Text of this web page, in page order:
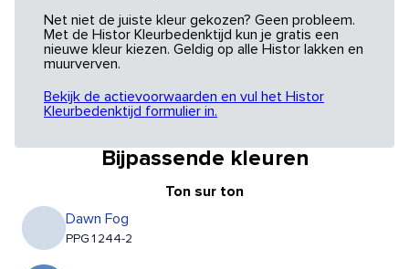
Net niet de juiste kleur gekozen? Geen probleem.
Met de Histor Kleurbedenktijd kun je gratis een
nieuwe kleur kiezen. Geldig op alle Histor lakken en
muurverven.
Bekijk de actievoorwaarden en vul het Histor
Kleurbedenktijd formulier in.
Bijpassende kleuren
Ton sur ton
Dawn Fog
PPG1244-2